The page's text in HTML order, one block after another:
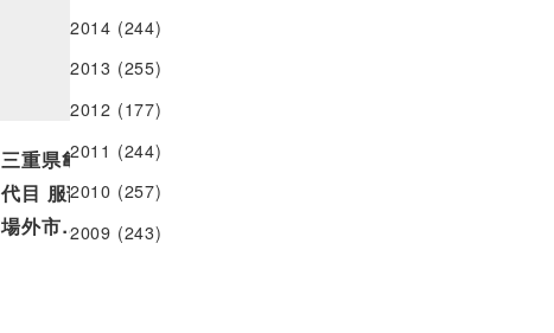
三重県亀山市 深川屋陸奥大掾 十四
代目 服部吉右衛門亜樹さん／築地
場外市…
2014 (244)
2013 (255)
2012 (177)
2011 (244)
2010 (257)
2009 (243)